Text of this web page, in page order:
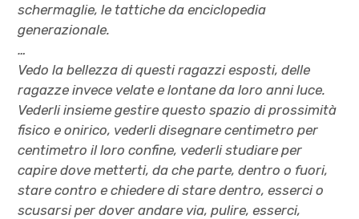
schermaglie, le tattiche da enciclopedia
generazionale.
…
Vedo la bellezza di questi ragazzi esposti, delle
ragazze invece velate e lontane da loro anni luce.
Vederli insieme gestire questo spazio di prossimità
fisico e onirico, vederli disegnare centimetro per
centimetro il loro confine, vederli studiare per
capire dove metterti, da che parte, dentro o fuori,
stare contro e chiedere di stare dentro, esserci o
scusarsi per dover andare via, pulire, esserci,